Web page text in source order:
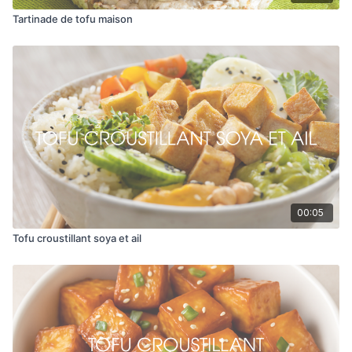
Cuire dans une poêle à feu moyen-élevé avec un filet
d’huile pendant environ 6 à 8 minutes.
Tartinade de tofu maison
00:05
Tofu croustillant soya et ail